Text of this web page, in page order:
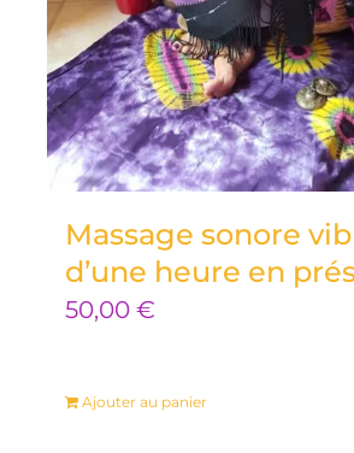
Massage sonore
d’une heure en
50,00 €
Ajouter au panier